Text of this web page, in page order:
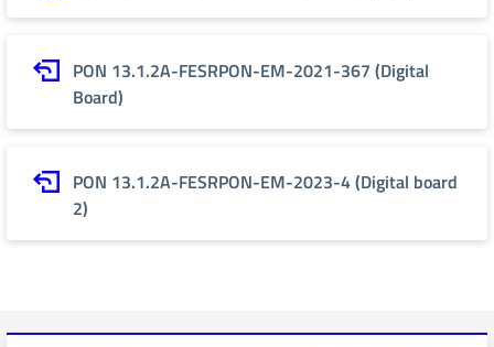
PON 13.1.2A-FESRPON-EM-2021-367 (Digital
Board)
PON 13.1.2A-FESRPON-EM-2023-4 (Digital board
2)